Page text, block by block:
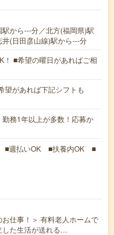
から---分／北方(福岡県)駅
(日田彦山線)駅から---分
！ ■希望の曜日があればご相
望があれば下記シフトも
勤務1年以上が多数！応募か
■週払いOK ■扶養内OK ■
仕事！＞ 有料老人ホームで
した生活が送れる…